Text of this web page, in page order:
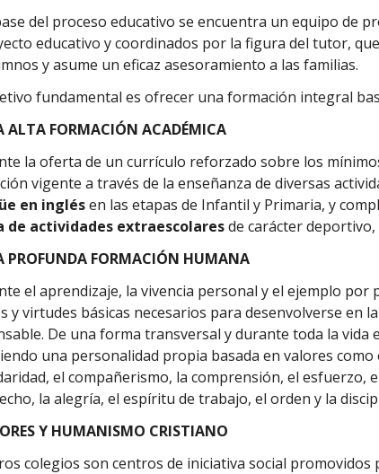
del proceso educativo se encuentra un equipo de
educativo y coordinados por la figura del tutor,
y asume un eficaz asesoramiento a las familias.
fundamental es ofrecer una formación integral
ALTA FORMACIÓN ACADÉMICA
la oferta de un currículo reforzado sobre los
vigente a través de la enseñanza de diversas
en inglésen las etapas de Infantil y Primaria, y
de actividades extraescolaresde carácter
PROFUNDA FORMACIÓN HUMANA
el aprendizaje, la vivencia personal y el ejemplo por
y virtudes básicas necesarios para desenvolverse en
De una forma transversal y durante toda la vida
una personalidad propia basada en valores como
el compañerismo, la comprensión, el esfuerzo,
la alegría, el espíritu de trabajo, el orden y la
Y HUMANISMO CRISTIANO
colegios son centros de iniciativa social promovidos